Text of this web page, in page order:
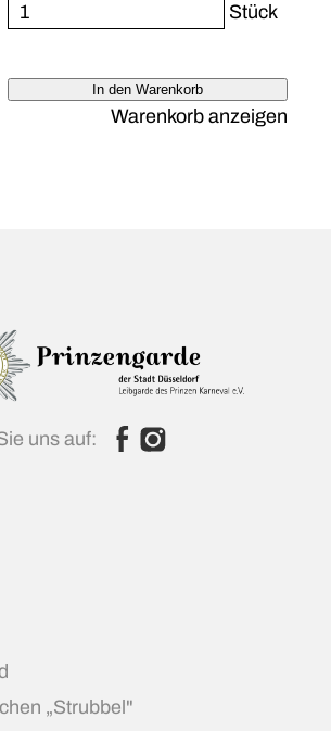
Stück
Warenkorb anzeigen
In den Warenkorb
uns auf:
„Strubbel"